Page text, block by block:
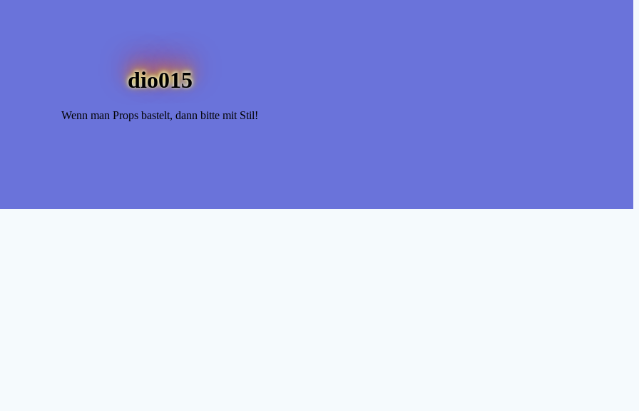
dio015
Wenn man Props bastelt, dann bitte mit Stil!